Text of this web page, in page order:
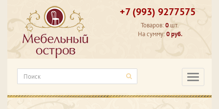
+7 (993) 9277575
Товаров:0 шт.
На сумму:0 руб.